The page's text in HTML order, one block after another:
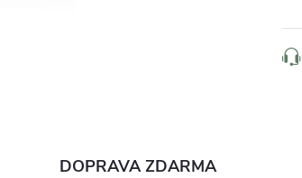
DOPRAVA ZDARMA